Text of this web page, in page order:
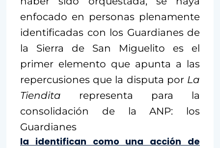
enfocado en personas plenamente
identificadas con los Guardianes de
la Sierra de San Miguelito es el
primer elemento que apunta a las
repercusiones que la disputa por La
Tiendita representa para la
consolidación de la ANP: los
Guardianes
la identifican como una acción de